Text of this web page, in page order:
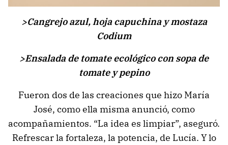
>Cangrejo azul, hoja capuchina y mostaza
Codium
>Ensalada de tomate ecológico con sopa de
tomate y pepino
Fueron dos de las creaciones que hizo María
José, como ella misma anunció, como
acompañamientos. “La idea es limpiar”, aseguró.
Refrescar la fortaleza, la potencia, de Lucía. Y lo